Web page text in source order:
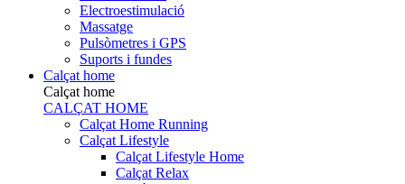
Electroestimulació
Massatge
Pulsòmetres i GPS
Suports i fundes
Calçat home
Calçat home
CALÇAT HOME
Calçat Home Running
Calçat Lifestyle
Calçat Lifestyle Home
Calçat Relax